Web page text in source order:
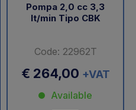
Pompa 2,0 cc 3,3
lt/min Tipo CBK
Code: 22962T
€ 264,00 +VAT
Available